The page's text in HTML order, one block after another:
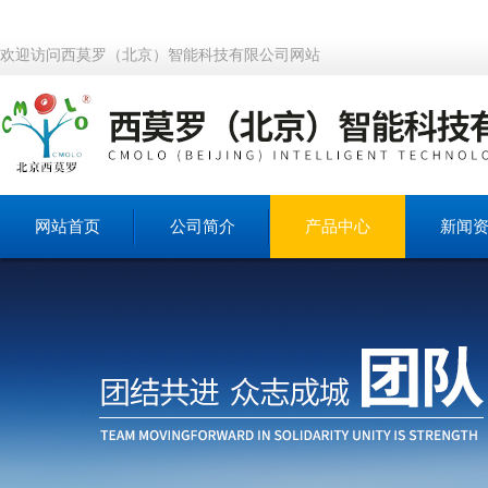
欢迎访问西莫罗（北京）智能科技有限公司网站
网站首页 公司简介 产品中心 新闻